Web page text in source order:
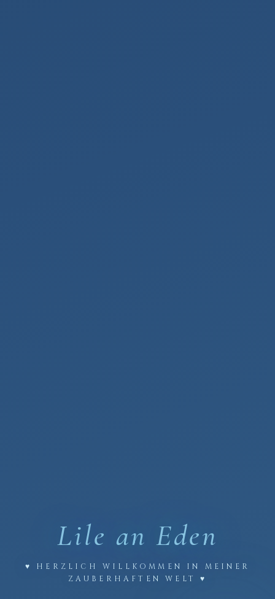
Lile anEden
♥ HERZLICH WILLKOMMEN IN MEINER
ZAUBERHAFTEN WELT ♥